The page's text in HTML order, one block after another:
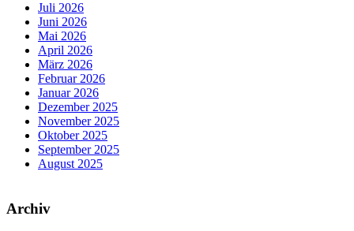
Juli 2026
Juni 2026
Mai 2026
April 2026
März 2026
Februar 2026
Januar 2026
Dezember 2025
November 2025
Oktober 2025
September 2025
August 2025
Archiv